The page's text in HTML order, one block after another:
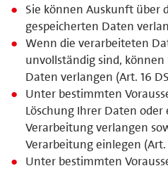
Sie können Auskunft über
gespeicherten Daten
Wenn die verarbeiteten
unvollständig sind,
Daten verlangen (Art. 16
Unter bestimmten
Löschung Ihrer Daten
Verarbeitung verlangen
Verarbeitung einlegen (Art.
Unter bestimmten